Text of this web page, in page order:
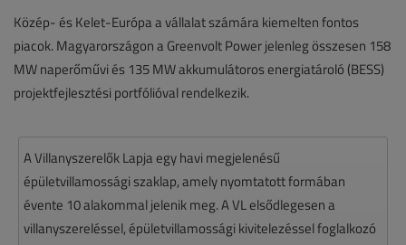
Közép- és Kelet-Európa a vállalat számára kiemelten fontos
piacok. Magyarországon a Greenvolt Power jelenleg összesen 158
MW naperőművi és 135 MW akkumulátoros energiatároló (BESS)
projektfejlesztési portfólióval rendelkezik.
A Villanyszerelők Lapja egy havi megjelenésű
épületvillamossági szaklap, amely nyomtatott formában
évente 10 alakommal jelenik meg. A VL elsődlegesen a
villanyszereléssel, épületvillamossági kivitelezéssel foglalkozó